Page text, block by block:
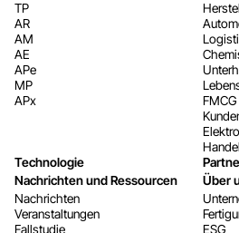
TP
AR
AM
AE
APe
MP
APx
FMCG
Technologie
Nachrichten und Ressourcen
Nachrichten
Veranstaltungen
Fallstudie
Über
ESG